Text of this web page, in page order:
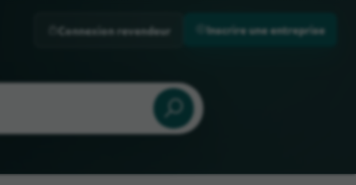
Connexion revendeur Inscrire une entreprise